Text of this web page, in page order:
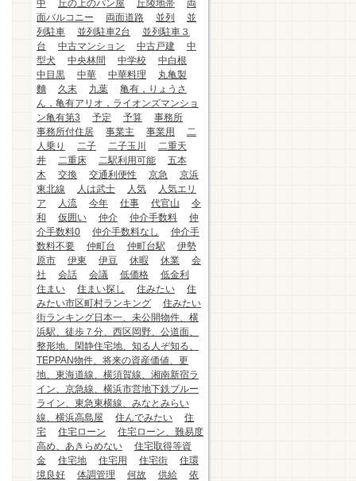
中
丘の上のパン屋 丘陵地帯
両
面バルコニー
両面道路 並列
並
列駐車
並列駐車2台
並列駐車３
台
中古マンション 中古戸建
中
型犬
中央林間 中学校
中白根
中目黒
中華 中華料理
丸亀製
麵
久末 九葉
亀有，りょうさ
ん，亀有アリオ，ライオンズマンショ
ン亀有第3
予定 予算
事務所
事務所付住居
事業主 事業用
二
人乗り
二子 二子玉川
二重天
井
二重床 二駅利用可能
五本
木
交換 交通利便性 京急
京浜
東北線
人は武士 人気
人気エリ
ア
人流 今年 仕事 代官山
令
和
仮囲い 仲介 仲介手数料
仲
介手数料0
仲介手数料なし
仲介手
数料不要
仲町台 仲町台駅
伊勢
原市
伊東 伊豆 休暇 休業
会
社
会話 会議 低価格
低金利
住まい
住まい探し 住みたい
住
みたい市区町村ランキング
住みたい
街ランキング日本一、未公開物件、横
浜駅、徒歩７分、西区岡野、公道面、
整形地、閑静住宅地、知る人ぞ知る、
TEPPAN物件、将来の資産価値、更
地、東海道線、横須賀線、湘南新宿ラ
イン、京急線、横浜市営地下鉄ブルー
ライン、東急東横線、みなとみらい
線、横浜高島屋
住んでみたい
住
宅
住宅ローン
住宅ローン、難易度
高め、あきらめない
住宅取得等資
金
住宅地 住宅用 住宅街
住環
境良好
体調管理 何故 供給
依